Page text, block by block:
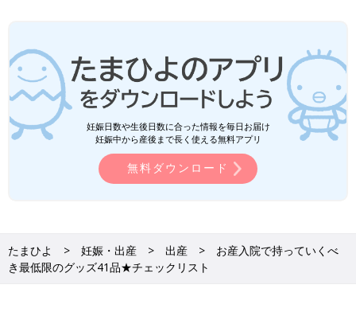
妊娠日数や生後日数に合った情報を毎日お届け
妊娠中から産後まで長く使える無料アプリ
無料ダウンロード
たまひよ 妊娠・出産 出産
お産入院で持っていくべ
き最低限のグッズ41品★チェックリスト